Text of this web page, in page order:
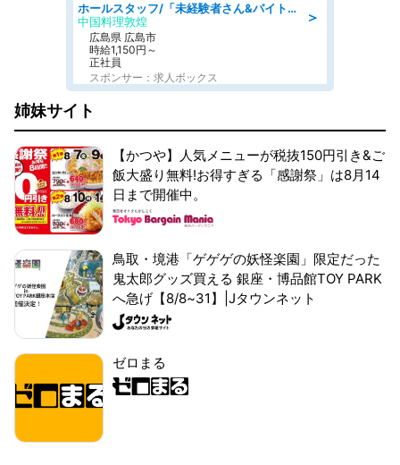
＞
ホールスタッフ/「未経験者さん&バイトデビューも大歓迎」残業ほぼなし×1日3時間〜勤務OK!フォロー体制も充実/広島県/広島市南区
中国料理敦煌
広島県 広島市
時給1,150円～
正社員
スポンサー：求人ボックス
姉妹サイト
【かつや】人気メニューが税抜150円引き&ご
飯大盛り無料!お得すぎる「感謝祭」は8月14
日まで開催中。
鳥取・境港「ゲゲゲの妖怪楽園」限定だった
鬼太郎グッズ買える 銀座・博品館TOY PARK
へ急げ【8/8~31】|Jタウンネット
ゼロまる